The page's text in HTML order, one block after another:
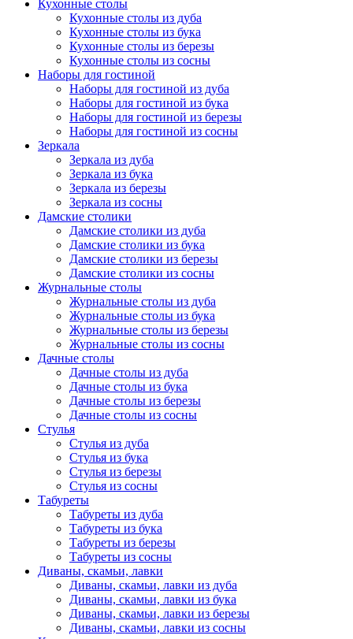
Кухонные столы
Кухонные столы из дуба
Кухонные столы из бука
Кухонные столы из березы
Кухонные столы из сосны
Наборы для гостиной
Наборы для гостиной из дуба
Наборы для гостиной из бука
Наборы для гостиной из березы
Наборы для гостиной из сосны
Зеркала
Зеркала из дуба
Зеркала из бука
Зеркала из березы
Зеркала из сосны
Дамские столики
Дамские столики из дуба
Дамские столики из бука
Дамские столики из березы
Дамские столики из сосны
Журнальные столы
Журнальные столы из дуба
Журнальные столы из бука
Журнальные столы из березы
Журнальные столы из сосны
Дачные столы
Дачные столы из дуба
Дачные столы из бука
Дачные столы из березы
Дачные столы из сосны
Стулья
Стулья из дуба
Стулья из бука
Стулья из березы
Стулья из сосны
Табуреты
Табуреты из дуба
Табуреты из бука
Табуреты из березы
Табуреты из сосны
Диваны, скамьи, лавки
Диваны, скамьи, лавки из дуба
Диваны, скамьи, лавки из бука
Диваны, скамьи, лавки из березы
Диваны, скамьи, лавки из сосны